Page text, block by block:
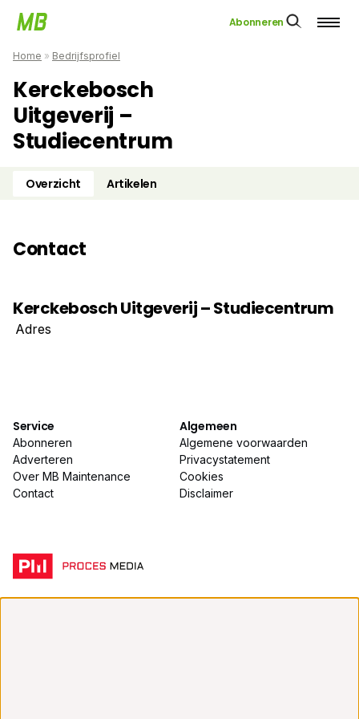
Abonneren
Home » Bedrijfsprofiel
Kerckebosch
Uitgeverij –
Studiecentrum
Overzicht Artikelen
Contact
Kerckebosch Uitgeverij – Studiecentrum
Adres
Service
Abonneren
Adverteren
Over MB Maintenance
Contact
Algemeen
Algemene voorwaarden
Privacystatement
Cookies
Disclaimer